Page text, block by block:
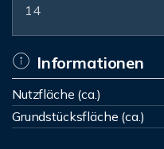
14
Informationen
Nutzfläche (ca.)
Grundstücksfläche (ca.)